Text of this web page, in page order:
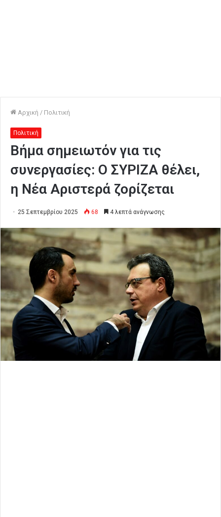
Αρχική / Πολιτική
Πολιτική
Βήμα σημειωτόν για τις
συνεργασίες: Ο ΣΥΡΙΖΑ θέλει,
η Νέα Αριστερά ζορίζεται
25 Σεπτεμβρίου 2025 68 4 λεπτά ανάγνωσης